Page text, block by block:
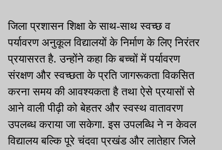
जिला प्रशासन शिक्षा के साथ-साथ स्वच्छ व
पर्यावरण अनुकूल विद्यालयों के निर्माण के लिए निरंतर
प्रयासरत है. उन्होंने कहा कि बच्चों में पर्यावरण
संरक्षण और स्वच्छता के प्रति जागरूकता विकसित
करना समय की आवश्यकता है तथा ऐसे प्रयासों से
आने वाली पीढ़ी को बेहतर और स्वस्थ वातावरण
उपलब्ध कराया जा सकेगा. इस उपलब्धि ने न केवल
विद्यालय बल्कि पूरे चंदवा प्रखंड और लातेहार जिले